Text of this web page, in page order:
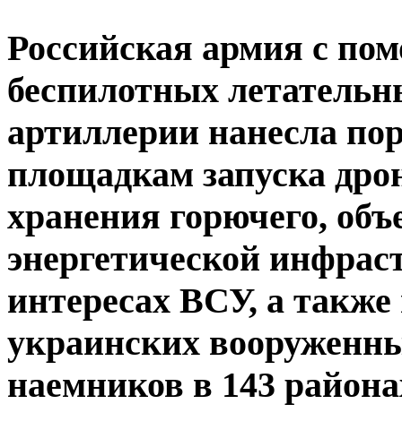
Российская армия с
беспилотных
артиллерии нанесла
площадкам запуска
хранения горючего,
энергетической
интересах ВСУ, а
украинских
наемников в 143